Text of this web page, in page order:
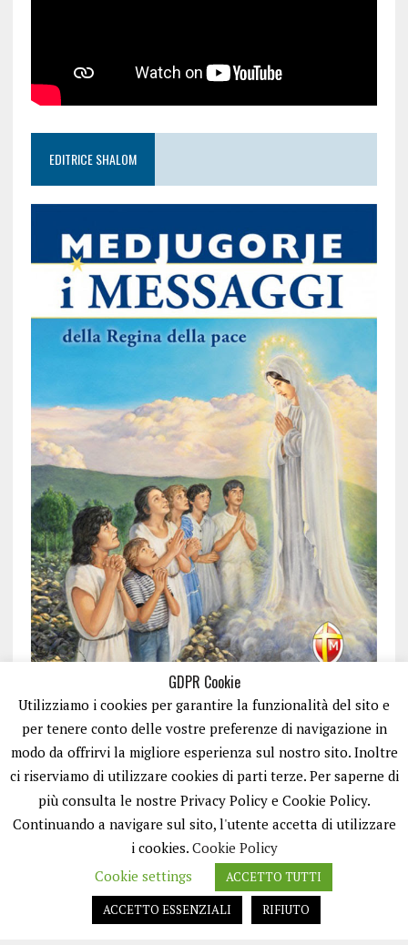
EDITRICE SHALOM
ISCRIVITI
GDPR Cookie
Utilizziamo i cookies per garantire la funzionalità del sito e
per tenere conto delle vostre preferenze di navigazione in
modo da offrirvi la migliore esperienza sul nostro sito. Inoltre
ci riserviamo di utilizzare cookies di parti terze. Per saperne di
più consulta le nostre Privacy Policy e Cookie Policy.
Continuando a navigare sul sito, l'utente accetta di utilizzare
i cookies. Cookie Policy
Cookie settings
ACCETTO TUTTI
ACCETTO ESSENZIALI
RIFIUTO